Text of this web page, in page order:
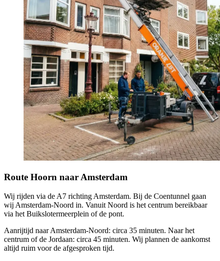
Route Hoorn naar Amsterdam
Wij rijden via de A7 richting Amsterdam. Bij de Coentunnel gaan
wij Amsterdam-Noord in. Vanuit Noord is het centrum bereikbaar
via het Buikslotermeerplein of de pont.
Aanrijtijd naar Amsterdam-Noord: circa 35 minuten. Naar het
centrum of de Jordaan: circa 45 minuten. Wij plannen de aankomst
altijd ruim voor de afgesproken tijd.